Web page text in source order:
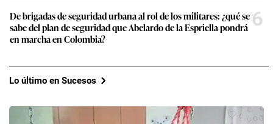
De brigadas de seguridad urbana al rol de los militares: ¿qué se
sabe del plan de seguridad que Abelardo de la Espriella pondrá
en marcha en Colombia?
6
Lo último en Sucesos